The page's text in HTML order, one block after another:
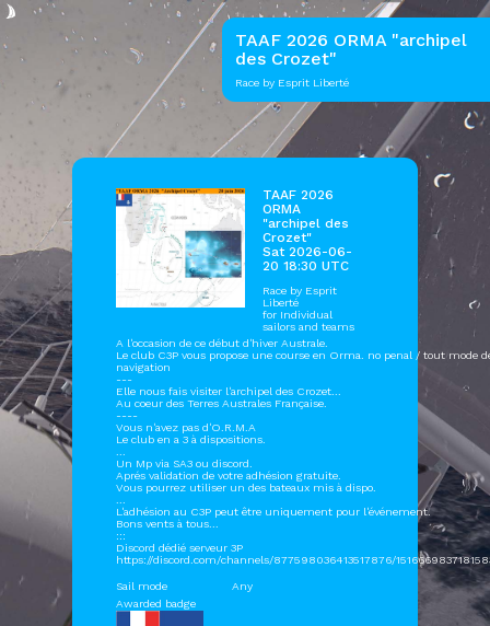
TAAF 2026 ORMA "archipel
des Crozet"
Race by Esprit Liberté
TAAF 2026
ORMA
"archipel des
Crozet"
Sat 2026-06-
20 18:30 UTC
Race by Esprit
Liberté
for Individual
sailors and teams
A l'occasion de ce début d'hiver Australe.
Le club C3P vous propose une course en Orma. no penal / tout mode
navigation
---
Elle nous fais visiter l'archipel des Crozet...
Au coeur des Terres Australes Française.
----
Vous n'avez pas d'O.R.M.A
Le club en a 3 à dispositions.
...
Un Mp via SA3 ou discord.
Aprés validation de votre adhésion gratuite.
Vous pourrez utiliser un des bateaux mis à dispo.
...
L'adhésion au C3P peut être uniquement pour l'événement.
Bons vents à tous...
:::
Discord dédié serveur 3P
https://discord.com/channels/877598036413517876/
Sail mode
Any
Awarded badge